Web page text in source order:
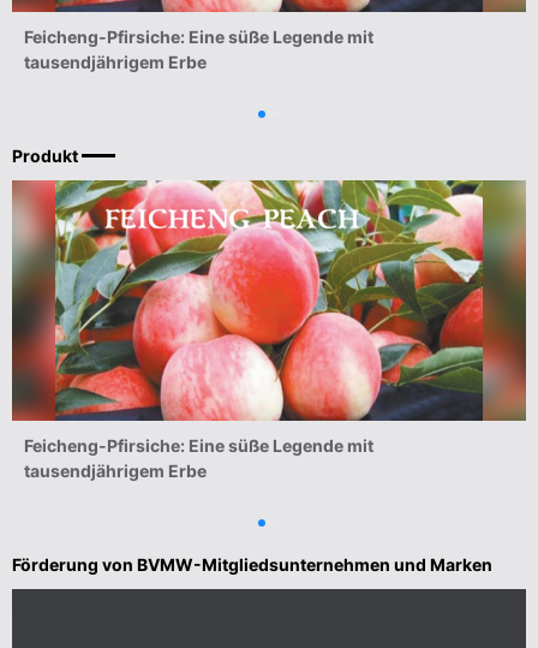
Feicheng-Pfirsiche: Eine süße Legende mit
tausendjährigem Erbe
MEHR
Produkt
Feicheng-Pfirsiche: Eine süße Legende mit
tausendjährigem Erbe
Förderung von BVMW-Mitgliedsunternehmen und Marken